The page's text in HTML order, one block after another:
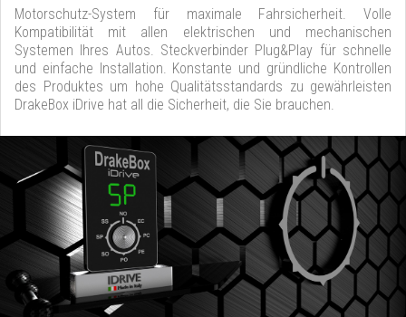
Motorschutz-System für maximale Fahrsicherheit. Volle
Kompatibilität mit allen elektrischen und mechanischen
Systemen Ihres Autos. Steckverbinder Plug&Play für schnelle
und einfache Installation. Konstante und gründliche Kontrollen
des Produktes um hohe Qualitätsstandards zu gewährleisten
DrakeBox iDrive hat all die Sicherheit, die Sie brauchen.